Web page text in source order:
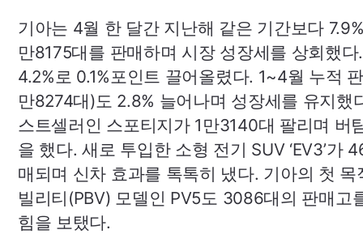
기아는 4월 한 달간 지난해 같은 기간보다
만8175대를 판매하며 시장 성장세를 상회했
4.2%로 0.1%포인트 끌어올렸다. 1~4월 누적
만8274대)도 2.8% 늘어나며 성장세를 유지했
스트셀러인 스포티지가 1만3140대 팔리며 버
을 했다. 새로 투입한 소형 전기 SUV‘EV3’가
매되며 신차 효과를 톡톡히 냈다. 기아의 첫 목
빌리티(PBV) 모델인 PV5도 3086대의 판매고
힘을 보탰다.